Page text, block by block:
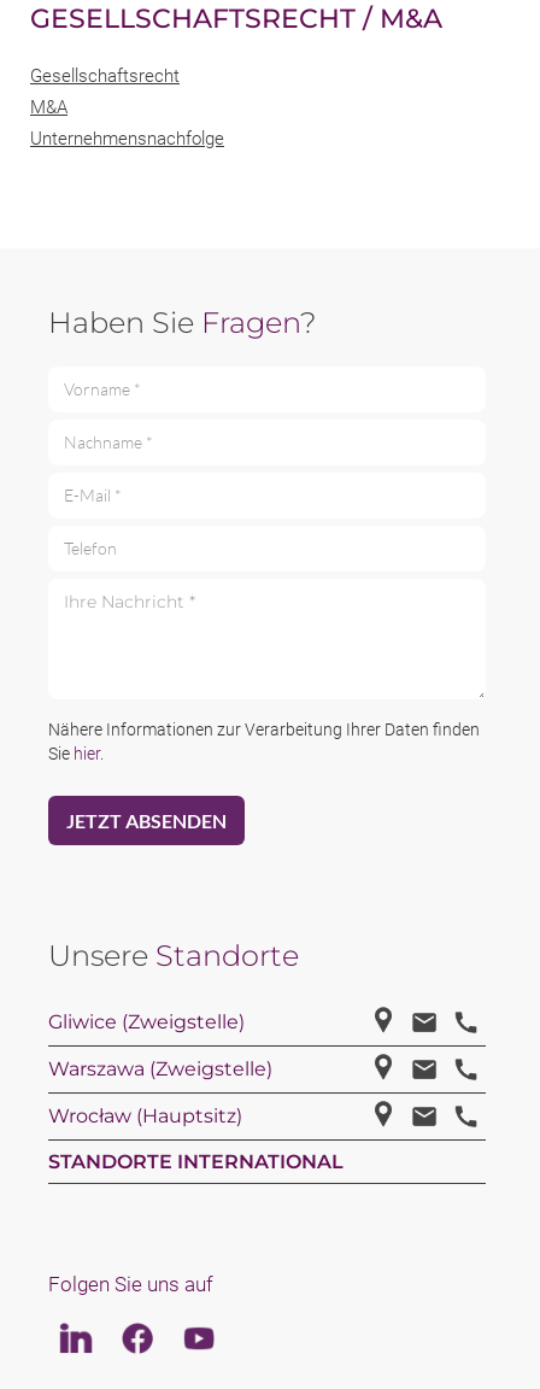
GESELLSCHAFTSRECHT / M&A
Gesellschaftsrecht
M&A
Unternehmensnachfolge
Haben Sie Fragen?
Nähere Informationen zur Verarbeitung Ihrer Daten finden
Sie hier.
Unsere Standorte
Gliwice (Zweigstelle)
Warszawa (Zweigstelle)
Wrocław (Hauptsitz)
STANDORTE INTERNATIONAL
Folgen Sie uns auf
LinkedinFacebookYoutube